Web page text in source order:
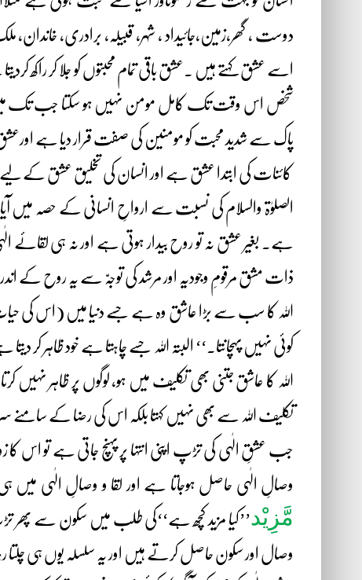
دوست ، گھر،زمین،جائیداد ، شہر، قبیلہ، برادری،
اسے عشق کہتے ہیں ۔عشق باقی تمام محبتوں کو جلا کر راکھ
شخص اس وقت تک کامل مومن نہیں ہو سکتا جب تک میں
پاک سے شدید محبت کو مومنین کی صفت قرار دیا ہے
کائنات کی ابتدا عشق ہے اور انسان کی تخلیق عشق کے لیے
الصلوٰۃ والسلام کی نسبت سے ارواحِ انسانی کے حصہ
ہے۔ بغیر عشق نہ تو روح بیدار ہوتی ہے اور نہ ہی لقائے
ذات مشق مرقومِ وجودیہ اور مرشد کی توجہّ سے یہ روح کے
اللہ کا سب سے بڑا عاشق وہ ہے جسے دنیا میں (اس کی
کوئی نہیں پہچانتا۔‘‘ البتہ اللہ جسے چاہتا ہے خود ظاہر کر
اللہ کا عاشق جتنی بھی تکلیف میں ہو، لوگوں پر ظاہر نہیں
تکلیف اللہ سے بھی نہیں کہتا بلکہ اس کی رضا کے سامنے
جب عشقِ الٰہی کی تڑپ اپنی انتہا پر پہنچ جاتی ہے تو اس
وصالِ الٰہی حاصل ہوجاتا ہے اور لقا و وصالِ الٰہی
مَّزِیْد’’کیا مزید کچھ ہے‘‘کی طلب میں سکون سے
وصال اور سکون حاصل کرتے ہیں اور یہ سلسلہ یوں ہی